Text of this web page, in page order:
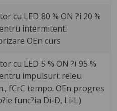
cu LED 80 % ON ?i 20 %
intermitent:
OEn curs
cu LED 5 % ON ?i 95 %
impulsuri: releu
fCrC tempo. OEn progres
func?ia Di-D, Li-L)